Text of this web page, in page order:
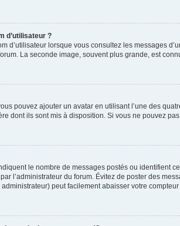
d’utilisateur ?
d’utilisateur lorsque vous consultez les messages
La seconde image, souvent plus grande, est
pouvez ajouter un avatar en utilisant l’une des
dont ils sont mis à disposition. Si vous ne pouvez
le nombre de messages postés ou
l’administrateur du forum. Évitez de poster des
peut facilement abaisser votre